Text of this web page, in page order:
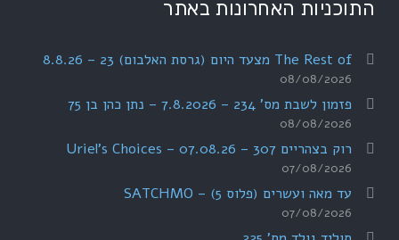
התוכניות האחרונות באתר
The Rest of מצעד היום (גרסת האלבום) 23 – 8.8.26
08/08/2026
פזמון לשבת מס' 234 – 7.8.2026 – נתן כהן בן 75
08/08/2026
רוק בצהריים 307 – 07.08.26 – Uriel's Choices
07/08/2026
עד מאה ועשרים (פלוס 5) – SATCHMO
07/08/2026